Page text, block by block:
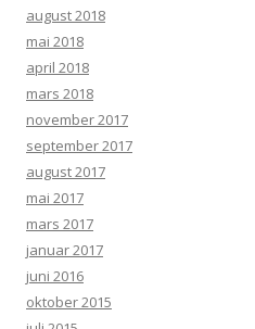
august 2018
mai 2018
april 2018
mars 2018
november 2017
september 2017
august 2017
mai 2017
mars 2017
januar 2017
juni 2016
oktober 2015